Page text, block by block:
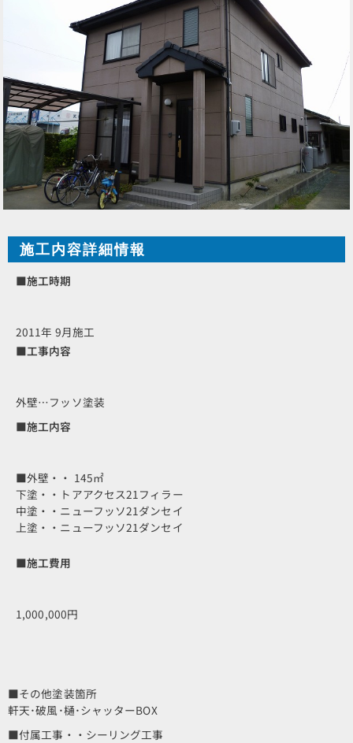
施工内容詳細情報
■施工時期
2011年 9月施工
■工事内容
外壁…フッソ塗装
■施工内容
■外壁・・ 145㎡
下塗・・トアアクセス21フィラー
中塗・・ニューフッソ21ダンセイ
上塗・・ニューフッソ21ダンセイ
■施工費用
1,000,000円
■その他塗装箇所
軒天･破風･樋･シャッターBOX
■付属工事・・シーリング工事